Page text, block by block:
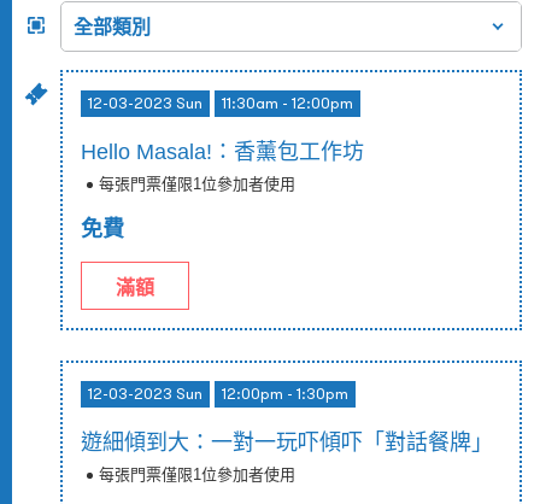
12-03-2023 Sun 11:30am - 12:00pm
Hello Masala!：香薰包工作坊
每張門票僅限1位參加者使用
免費
滿額
12-03-2023 Sun 12:00pm - 1:30pm
遊細傾到大：一對一玩吓傾吓「對話餐牌」
每張門票僅限1位參加者使用